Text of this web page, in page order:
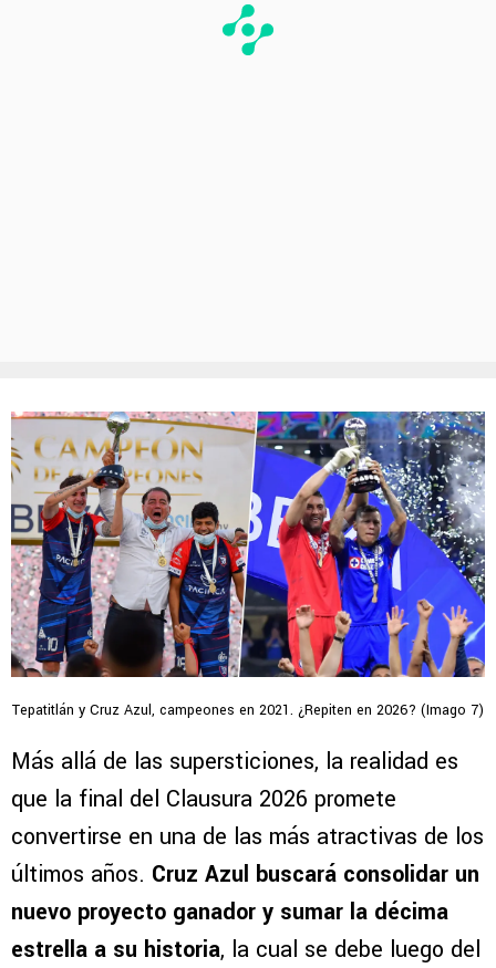
Tepatitlán y Cruz Azul, campeones en 2021. ¿Repiten en 2026? (Imago 7)
Más allá de las supersticiones, la realidad es
que la final del Clausura 2026 promete
convertirse en una de las más atractivas de los
últimos años. Cruz Azul buscará consolidar un
nuevo proyecto ganador y sumar la décima
estrella a su historia, la cual se debe luego del